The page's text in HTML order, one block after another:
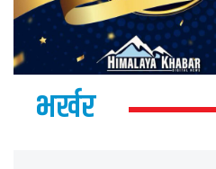
भर्खर